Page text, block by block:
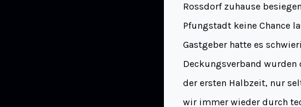
Rossdorf zuhause
Pfungstadt keine Chance
Gastgeber hatte es
Deckungsverband wurden
der ersten Halbzeit, nur
wir immer wieder durch